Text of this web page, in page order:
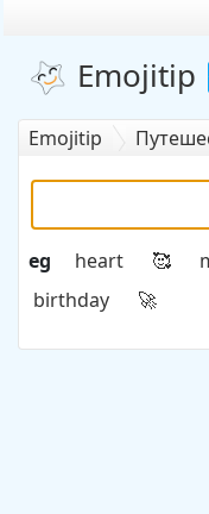
Emojitip
Emojitip
потенциала
eg heart 🥰
birthday
🚀